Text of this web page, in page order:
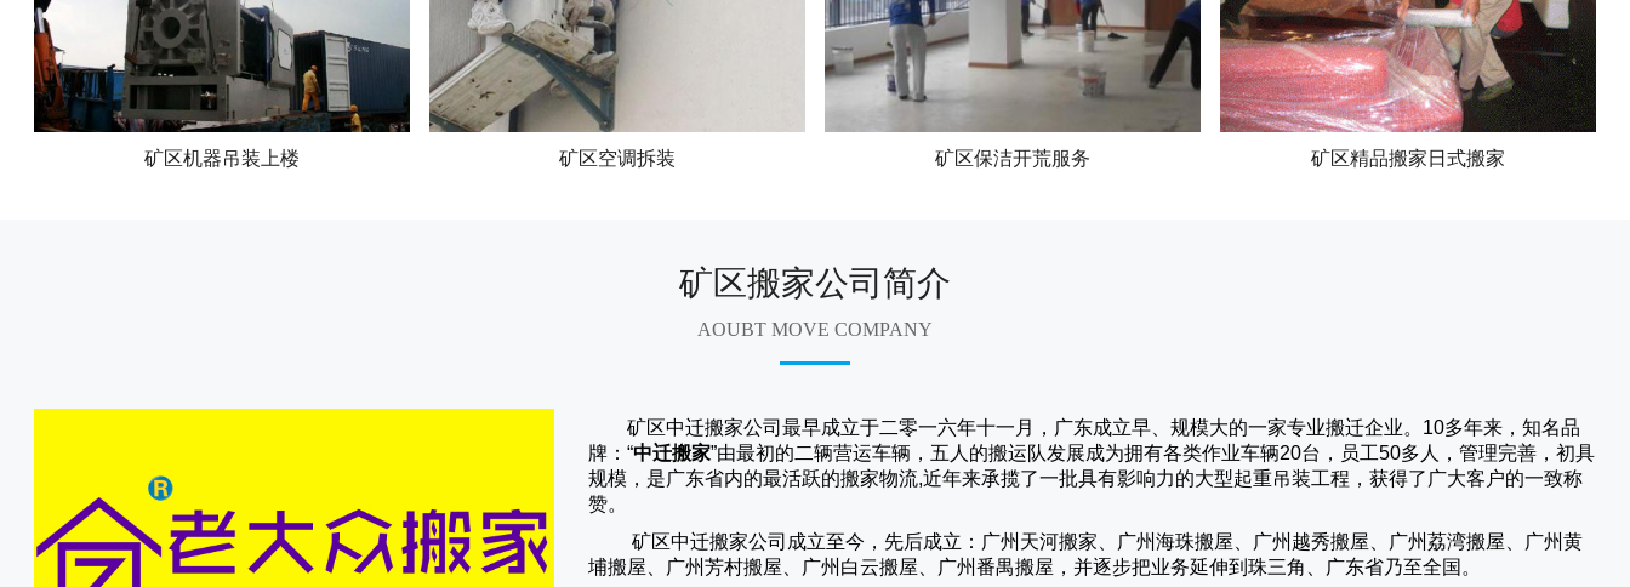
矿区机器吊装上楼 矿区空调拆装 矿区保洁开荒服务 矿区精品搬家日式搬家
矿区搬家公司简介
AOUBT MOVE COMPANY
矿区中迁搬家公司最早成立于二零一六年十一月，广东成立早、规模大的一家专业搬迁企业。10多年来，知名品
牌：“中迁搬家”由最初的二辆营运车辆，五人的搬运队发展成为拥有各类作业车辆20台，员工50多人，管理完善，初具
规模，是广东省内的最活跃的搬家物流,近年来承揽了一批具有影响力的大型起重吊装工程，获得了广大客户的一致称
赞。
矿区中迁搬家公司成立至今，先后成立：广州天河搬家、广州海珠搬屋、广州越秀搬屋、广州荔湾搬屋、广州黄
埔搬屋、广州芳村搬屋、广州白云搬屋、广州番禺搬屋，并逐步把业务延伸到珠三角、广东省乃至全国。